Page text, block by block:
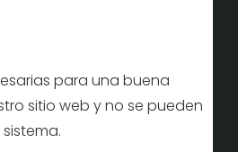
para una buena
sitio web y no se pueden